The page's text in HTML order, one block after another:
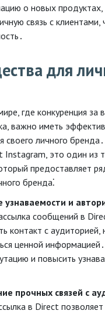
о новых продуктах,
связь с
для
где конкуренция за
важно иметь
своего личного
Instagram, это один из
предоставляет
бренда⁚
и
сообщений в
контакт с аудиторией,
ценной
и повысить
прочных связей с
в Direct позволяет